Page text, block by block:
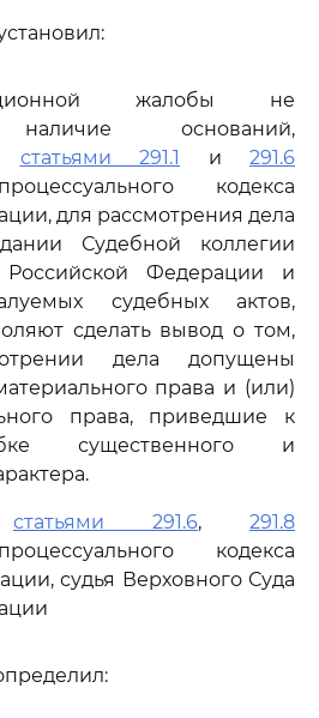
жалобы не
наличие оснований,
статьями 291.1 и 291.6
кодекса
для рассмотрения дела
Судебной коллегии
Российской Федерации и
судебных актов,
сделать вывод о том,
дела допущены
права и (или)
права, приведшие к
существенного и
статьями 291.6, 291.8
кодекса
судья Верховного Суда